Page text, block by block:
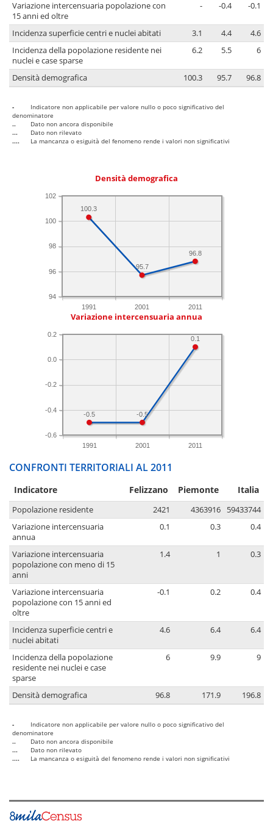
Variazione intercensuaria popolazione con
15 anni ed oltre
- -0.4 -0.1
Incidenza superficie centri e nuclei abitati 3.1 4.4
4.6
Incidenza della popolazione residente nei
nuclei e case sparse
6.2 5.5 6
Densità demografica 100.3 95.7 96.8
-
Indicatore non applicabile per valore nullo o poco significativo del
denominatore
..
Dato non ancora disponibile
...
Dato non rilevato
....
La mancanza o esiguità del fenomeno rende i valori non significativi
Densità demografica
1991 2001 2011
94
96
98
100
102
96.8
95.7
100.3
Variazione intercensuaria annua
1991 2001 2011
-0.6
-0.4
-0.2
0.0
0.2
0.1
-0.5
-0.5
CONFRONTI TERRITORIALI AL 2011
Indicatore Felizzano Piemonte Italia
Popolazione residente 2421 4363916
59433744
Variazione intercensuaria
annua
0.1 0.3 0.4
Variazione intercensuaria
popolazione con meno di 15
anni
1.4 1 0.3
Variazione intercensuaria
popolazione con 15 anni ed
oltre
-0.1 0.2 0.4
Incidenza superficie centri e
nuclei abitati
4.6 6.4 6.4
Incidenza della popolazione
residente nei nuclei e case
sparse
6 9.9 9
Densità demografica 96.8 171.9 196.8
-
Indicatore non applicabile per valore nullo o poco significativo del
denominatore
..
Dato non ancora disponibile
...
Dato non rilevato
....
La mancanza o esiguità del fenomeno rende i valori non significativi